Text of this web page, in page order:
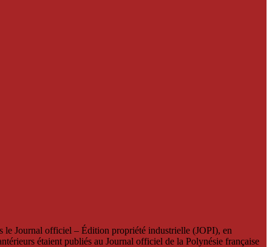
le Journal officiel – Édition propriété industrielle (JOPI), en
étaient publiés au Journal officiel de la Polynésie française